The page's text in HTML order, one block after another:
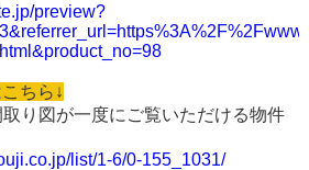
preview?
ちら↓
り図が一度にご覧いただける物件
list/1-6/0-155_1031/